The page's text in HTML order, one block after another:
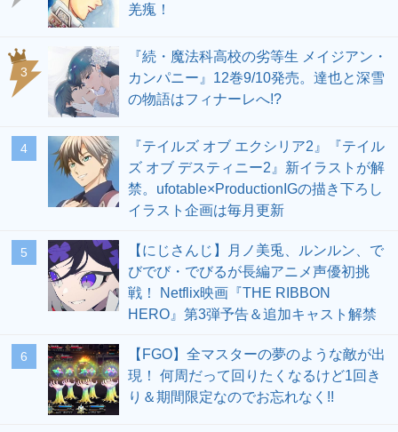
羌瘣！
3
『続・魔法科高校の劣等生 メイジアン・
カンパニー』12巻9/10発売。達也と深雪
の物語はフィナーレへ!?
4
『テイルズ オブ エクシリア2』『テイル
ズ オブ デスティニー2』新イラストが解
禁。ufotable×ProductionIGの描き下ろし
イラスト企画は毎月更新
5
【にじさんじ】月ノ美兎、ルンルン、で
びでび・でびるが長編アニメ声優初挑
戦！ Netflix映画『THE RIBBON
HERO』第3弾予告＆追加キャスト解禁
6
【FGO】全マスターの夢のような敵が出
現！ 何周だって回りたくなるけど1回き
り＆期間限定なのでお忘れなく!!